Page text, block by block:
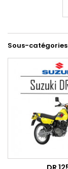
Sous-catégories